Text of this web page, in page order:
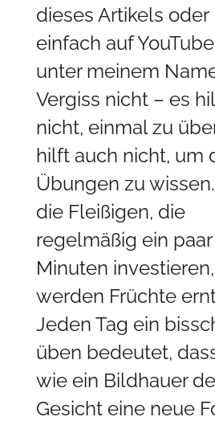
dieses Artikels oder
einfach auf YouTube
unter meinem
Vergiss nicht – es
nicht, einmal zu
hilft auch nicht, um
Übungen zu
die Fleißigen, die
regelmäßig ein paar
Minuten investieren,
werden Früchte
Jeden Tag ein
üben bedeutet,
wie ein Bildhauer
Gesicht eine neue